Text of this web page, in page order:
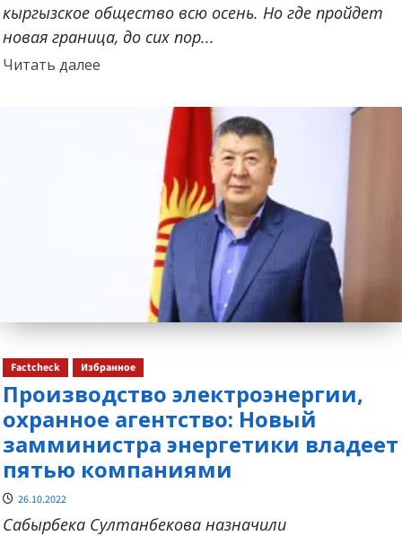
кыргызское общество всю осень. Но где пройдет
новая граница, до сих пор...
Читать далееПрочитать
Factcheck Избранное
Производство электроэнергии,
охранное агентство: Новый
замминистра энергетики владеет
пятью компаниями
26.10.2022
Сабырбека Султанбекова назначили